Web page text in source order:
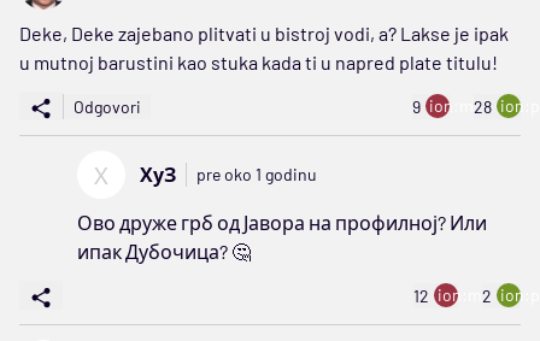
Deke, Deke zajebano plitvati u bistroj vodi, a? Lakse je ipak
u mutnoj barustini kao stuka kada ti u napred plate titulu!
Odgovori 9 ion:minus
28
Х ХуЗ pre oko 1 godinu
Ово друже грб од Јавора на профилној? Или
ипак Дубочица? 🤔
12 ion:minus
2